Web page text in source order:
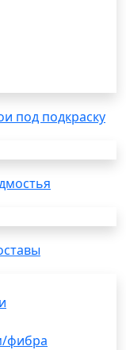
под подкраску
фибра